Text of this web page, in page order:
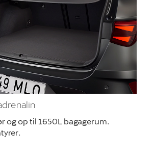
og op til 1650L bagagerum.